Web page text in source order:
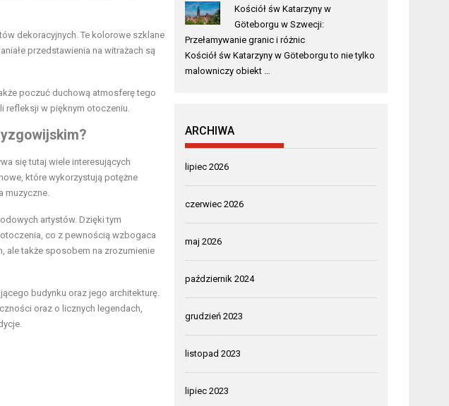
dekoracyjnych. Te kolorowe szklane
przedstawienia na witrażach są
poczuć duchową atmosferę tego
refleksji w pięknym otoczeniu.
się tutaj wiele interesujących
które wykorzystują potężne
muzyczne.
artystów. Dzięki tym
co z pewnością wzbogaca
ale także sposobem na zrozumienie
budynku oraz jego architekturę.
oraz o licznych legendach,
Kościół św Katarzyny w
Göteborgu w Szwecji:
Przełamywanie granic i różnic
Kościół św Katarzyny w Göteborgu to nie tylko
malowniczy obiekt …
ARCHIWA
lipiec 2026
czerwiec 2026
maj 2026
październik 2024
grudzień 2023
listopad 2023
lipiec 2023